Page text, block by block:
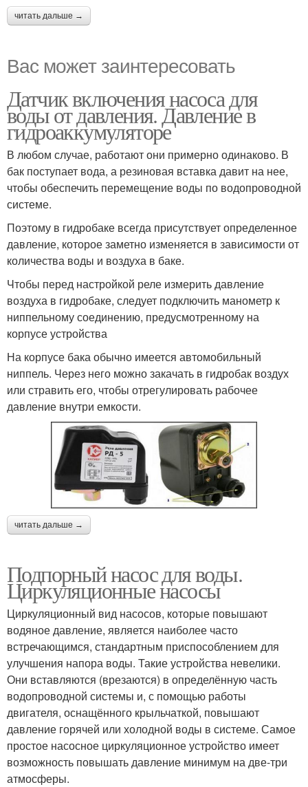
читать дальше →
Вас может заинтересовать
Датчик включения насоса для
воды от давления. Давление в
гидроаккумуляторе
В любом случае, работают они примерно одинаково. В
бак поступает вода, а резиновая вставка давит на нее,
чтобы обеспечить перемещение воды по водопроводной
системе.
Поэтому в гидробаке всегда присутствует определенное
давление, которое заметно изменяется в зависимости от
количества воды и воздуха в баке.
Чтобы перед настройкой реле измерить давление
воздуха в гидробаке, следует подключить манометр к
ниппельному соединению, предусмотренному на
корпусе устройства
На корпусе бака обычно имеется автомобильный
ниппель. Через него можно закачать в гидробак воздух
или стравить его, чтобы отрегулировать рабочее
давление внутри емкости.
читать дальше →
Подпорный насос для воды.
Циркуляционные насосы
Циркуляционный вид насосов, которые повышают
водяное давление, является наиболее часто
встречающимся, стандартным приспособлением для
улучшения напора воды. Такие устройства невелики.
Они вставляются (врезаются) в определённую часть
водопроводной системы и, с помощью работы
двигателя, оснащённого крыльчаткой, повышают
давление горячей или холодной воды в системе. Самое
простое насосное циркуляционное устройство имеет
возможность повышать давление минимум на две-три
атмосферы.